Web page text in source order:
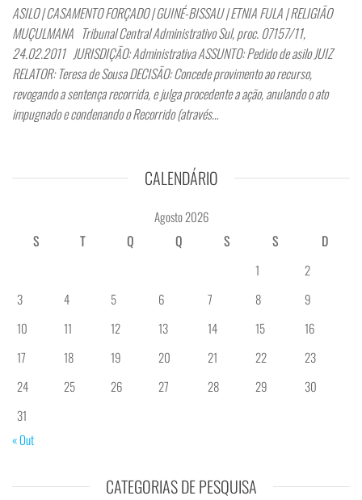
ASILO | CASAMENTO FORÇADO | GUINÉ-BISSAU | ETNIA FULA | RELIGIÃO
MUÇULMANA Tribunal Central Administrativo Sul, proc. 07157/11,
24.02.2011 JURISDIÇÃO: Administrativa ASSUNTO: Pedido de asilo JUIZ
RELATOR: Teresa de Sousa DECISÃO: Concede provimento ao recurso,
revogando a sentença recorrida, e julga procedente a ação, anulando o ato
impugnado e condenando o Recorrido (através…
CALENDÁRIO
Agosto 2026
S
T Q Q S S
D
1
2
3
4 5 6 7 8
9
10
11 12 13 14 15
16
17
18 19 20 21 22
23
24
25 26 27 28 29
30
31
« Out
CATEGORIAS DE PESQUISA